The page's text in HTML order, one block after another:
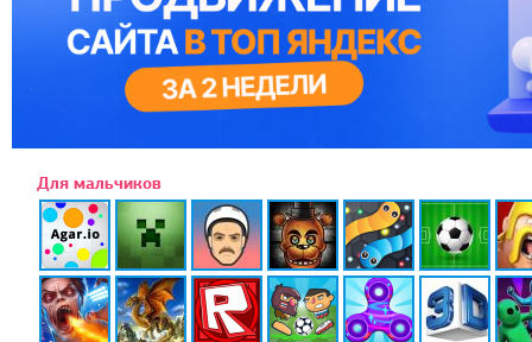
Для мальчиков